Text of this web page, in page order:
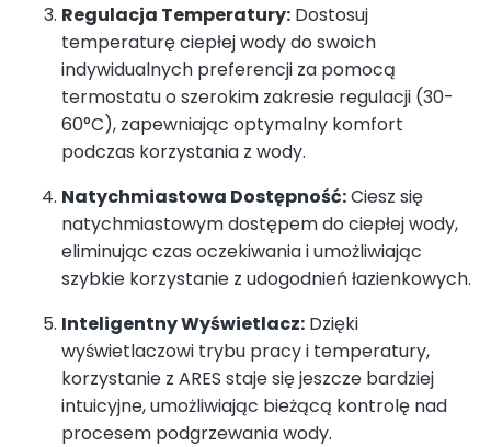
Regulacja Temperatury: Dostosuj
temperaturę ciepłej wody do swoich
indywidualnych preferencji za pomocą
termostatu o szerokim zakresie regulacji (30-
60°C), zapewniając optymalny komfort
podczas korzystania z wody.
Natychmiastowa Dostępność:Ciesz się
natychmiastowym dostępem do ciepłej wody,
eliminując czas oczekiwania i umożliwiając
szybkie korzystanie z udogodnień łazienkowych.
Inteligentny Wyświetlacz: Dzięki
wyświetlaczowi trybu pracy i temperatury,
korzystanie z ARES staje się jeszcze bardziej
intuicyjne, umożliwiając bieżącą kontrolę nad
procesem podgrzewania wody.